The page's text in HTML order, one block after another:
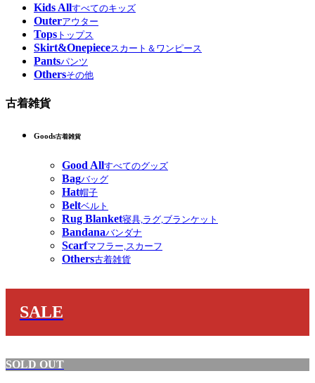
Kids Allすべてのキッズ
Outerアウター
Tops トップス
Skirt&Onepieceスカート＆ワンピース
Pantsパンツ
Othersその他
古着雑貨
Goods古着雑貨
Good Allすべてのグッズ
Bagバッグ
Hat帽子
Beltベルト
Rug Blanket寝具,ラグ,ブランケット
Bandanaバンダナ
Scarfマフラー,スカーフ
Others古着雑貨
SALE
SOLD OUT